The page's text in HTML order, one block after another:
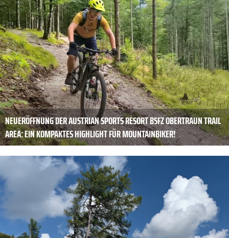
NEUERÖFFNUNG DER AUSTRIAN SPORTS RESORT BSFZ OBERTRAUN TRAIL
AREA: EIN KOMPAKTES HIGHLIGHT FÜR MOUNTAINBIKER!